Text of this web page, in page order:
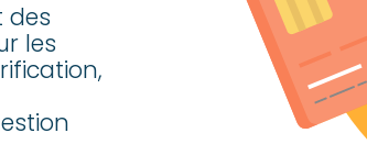
des
les